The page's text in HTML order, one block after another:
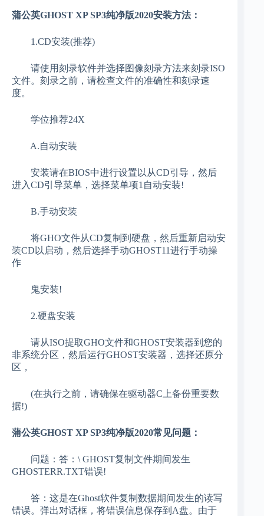
蒲公英GHOST XP SP3纯净版2020安装方法：
1.CD安装(推荐)
请使用刻录软件并选择图像刻录方法来刻录ISO
文件。刻录之前，请检查文件的准确性和刻录速
度。
学位推荐24X
A.自动安装
安装请在BIOS中进行设置以从CD引导，然后
进入CD引导菜单，选择菜单项1自动安装!
B.手动安装
将GHO文件从CD复制到硬盘，然后重新启动安
装CD以启动，然后选择手动GHOST11进行手动操
作
鬼安装!
2.硬盘安装
请从ISO提取GHO文件和GHOST安装器到您的
非系统分区，然后运行GHOST安装器，选择还原分
区，
(在执行之前，请确保在驱动器C上备份重要数
据!)
蒲公英GHOST XP SP3纯净版2020常见问题：
问题：答：\ GHOST复制文件期间发生
GHOSTERR.TXT错误!
答：这是在Ghost软件复制数据期间发生的读写
错误。弹出对话框，将错误信息保存到A盘。由于